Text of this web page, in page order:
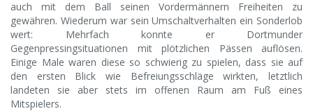
auch mit dem Ball seinen Vordermännern Freiheiten zu
gewähren. Wiederum war sein Umschaltverhalten ein Sonderlob
wert: Mehrfach konnte er Dortmunder
Gegenpressingsituationen mit plötzlichen Pässen auflösen.
Einige Male waren diese so schwierig zu spielen, dass sie auf
den ersten Blick wie Befreiungsschläge wirkten, letztlich
landeten sie aber stets im offenen Raum am Fuß eines
Mitspielers.